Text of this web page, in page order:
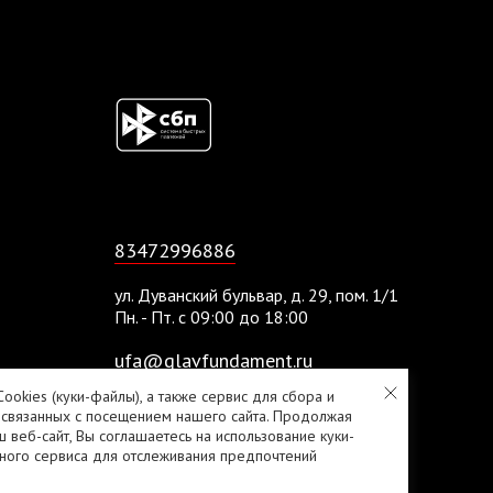
(куки-файлы), а также сервис для сбора и
с посещением нашего сайта. Продолжая
веб-сайт, Вы соглашаетесь на использование куки-
сервиса для отслеживания предпочтений
83472996886
ул. Дуванский бульвар, д. 29, пом. 1/1
Пн. - Пт. с 09:00 до 18:00
ufa@glavfundament.ru
Политика конфиденциальности
Согласие на обработку персональных данных